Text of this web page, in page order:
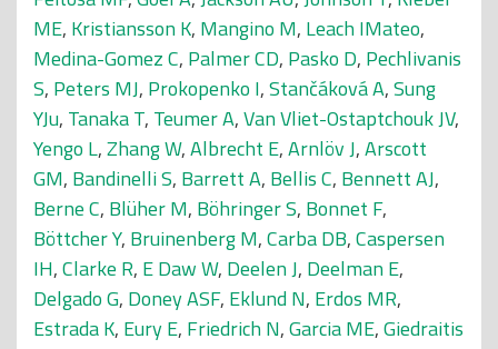
ME, Kristiansson K, Mangino M, Leach IMateo,
Medina-Gomez C, Palmer CD, Pasko D, Pechlivanis
S, Peters MJ, Prokopenko I,Stančáková A,Sung
YJu, Tanaka T, Teumer A,Van Vliet-Ostaptchouk JV,
Yengo L,Zhang W,Albrecht E,Arnlöv J,Arscott
GM, Bandinelli S, Barrett A, Bellis C, Bennett AJ,
Berne C, Blüher M, Böhringer S, Bonnet F,
Böttcher Y, Bruinenberg M,Carba DB,Caspersen
IH,Clarke R, E Daw W, Deelen J, Deelman E,
Delgado G, Doney ASF, Eklund N, Erdos MR,
Estrada K, Eury E, Friedrich N,Garcia ME,Giedraitis